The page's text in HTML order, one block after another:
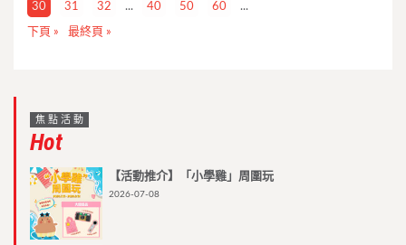
30
31 32 ... 40 50 60 ...
下頁 » 最終頁 »
焦點活動
Hot
【活動推介】「小學雞」周圍玩
2026-07-08